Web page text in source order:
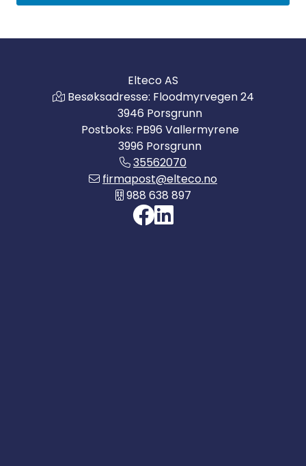
Elteco AS
Besøksadresse: Floodmyrvegen 24
3946 Porsgrunn
Postboks: PB96 Vallermyrene
3996 Porsgrunn
35562070
firmapost@elteco.no
988 638 897